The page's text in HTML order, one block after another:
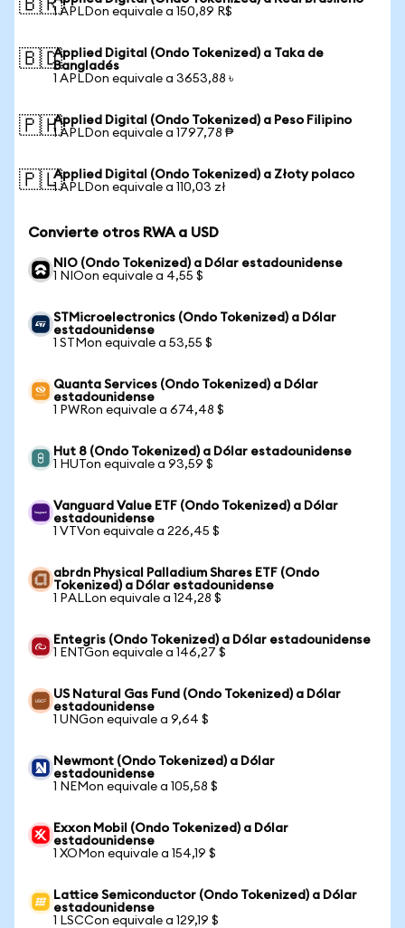
🇧🇷1 APLDon equivale a 150,89 R$
🇧🇩Applied Digital (Ondo Tokenized) a Taka de
Bangladés
1 APLDon equivale a 3653,88 ৳
🇵🇭Applied Digital (Ondo Tokenized) a Peso Filipino
1 APLDon equivale a 1797,78 ₱
🇵🇱Applied Digital (Ondo Tokenized) a Złoty polaco
1 APLDon equivale a 110,03 zł
Convierte otros RWA a USD
NIO (Ondo Tokenized) a Dólar estadounidense
1 NIOon equivale a 4,55 $
STMicroelectronics (Ondo Tokenized) a Dólar
estadounidense
1 STMon equivale a 53,55 $
Quanta Services (Ondo Tokenized) a Dólar
estadounidense
1 PWRon equivale a 674,48 $
Hut 8 (Ondo Tokenized) a Dólar estadounidense
1 HUTon equivale a 93,59 $
Vanguard Value ETF (Ondo Tokenized) a Dólar
estadounidense
1 VTVon equivale a 226,45 $
abrdn Physical Palladium Shares ETF (Ondo
Tokenized) a Dólar estadounidense
1 PALLon equivale a 124,28 $
Entegris (Ondo Tokenized) a Dólar estadounidense
1 ENTGon equivale a 146,27 $
US Natural Gas Fund (Ondo Tokenized) a Dólar
estadounidense
1 UNGon equivale a 9,64 $
Newmont (Ondo Tokenized) a Dólar
estadounidense
1 NEMon equivale a 105,58 $
Exxon Mobil (Ondo Tokenized) a Dólar
estadounidense
1 XOMon equivale a 154,19 $
Lattice Semiconductor (Ondo Tokenized) a Dólar
estadounidense
1 LSCCon equivale a 129,19 $